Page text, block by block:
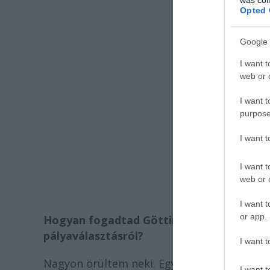
Opted
Google
I want
web or
I want
I want
I want
web or
I want
or app.
I want
Hogyan fogadtad Göttinger Pál rendező
pályaválasztásról?
Nagyon örültem neki. Egyrészt azért,